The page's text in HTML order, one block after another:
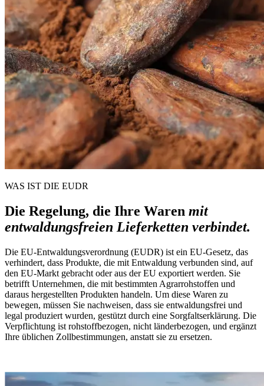
WAS IST DIE EUDR
Die Regelung, die Ihre Waren mit
entwaldungsfreien Lieferketten verbindet.
Die EU-Entwaldungsverordnung (EUDR) ist ein EU-Gesetz, das
verhindert, dass Produkte, die mit Entwaldung verbunden sind, auf
den EU-Markt gebracht oder aus der EU exportiert werden. Sie
betrifft Unternehmen, die mit bestimmten Agrarrohstoffen und
daraus hergestellten Produkten handeln. Um diese Waren zu
bewegen, müssen Sie nachweisen, dass sie entwaldungsfrei und
legal produziert wurden, gestützt durch eine Sorgfaltserklärung. Die
Verpflichtung ist rohstoffbezogen, nicht länderbezogen, und ergänzt
Ihre üblichen Zollbestimmungen, anstatt sie zu ersetzen.